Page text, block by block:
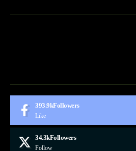
393.9kFollowers
Like
34.3kFollowers
Follow